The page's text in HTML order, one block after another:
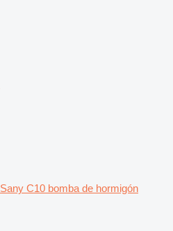
Sany C10 bomba de hormigón